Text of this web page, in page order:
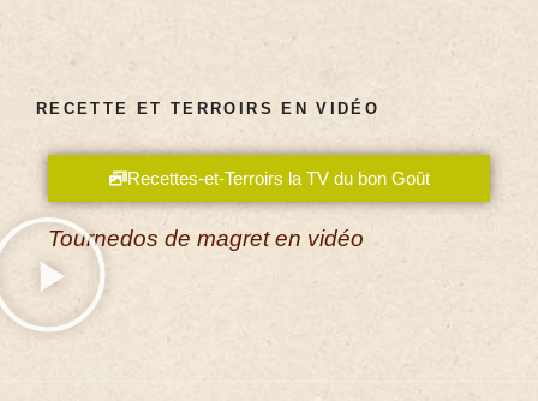
RECETTE ET TERROIRS EN VIDÉO
Recettes-et-Terroirs la TV du bon Goût
Tournedos de magret en vidéo